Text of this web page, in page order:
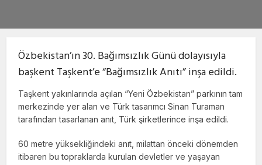
Özbekistan’ın 30. Bağımsızlık Günü dolayısıyla
başkent Taşkent’e “Bağımsızlık Anıtı” inşa edildi.
Taşkent yakınlarında açılan “Yeni Özbekistan” parkının tam
merkezinde yer alan ve Türk tasarımcı Sinan Turaman
tarafından tasarlanan anıt, Türk şirketlerince inşa edildi.
60 metre yüksekliğindeki anıt, milattan önceki dönemden
itibaren bu topraklarda kurulan devletler ve yaşayan